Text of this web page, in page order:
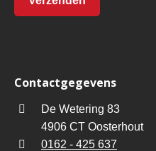
Contactgegevens
De Wetering 83
4906 CT Oosterhout
0162 - 425 637